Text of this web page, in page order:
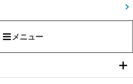
メニュー